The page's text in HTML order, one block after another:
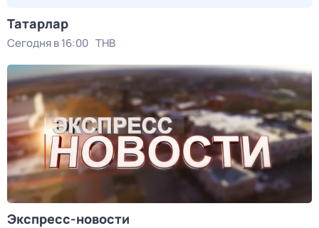
Татарлар
Сегодня в 16:00 ТНВ
Экспресс-новости